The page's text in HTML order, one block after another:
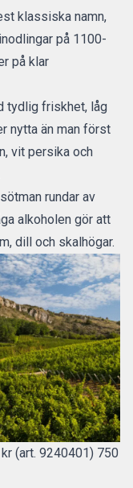
klassiska namn,
på 1100-
på klar
tydlig friskhet, låg
nytta än man först
vit persika och
rundar av
alkoholen gör att
dill och skalhögar.
(art. 9240401) 750